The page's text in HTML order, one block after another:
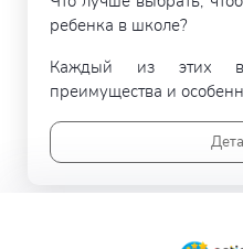
ребенка в школе?
Каждый из этих
преимущества и